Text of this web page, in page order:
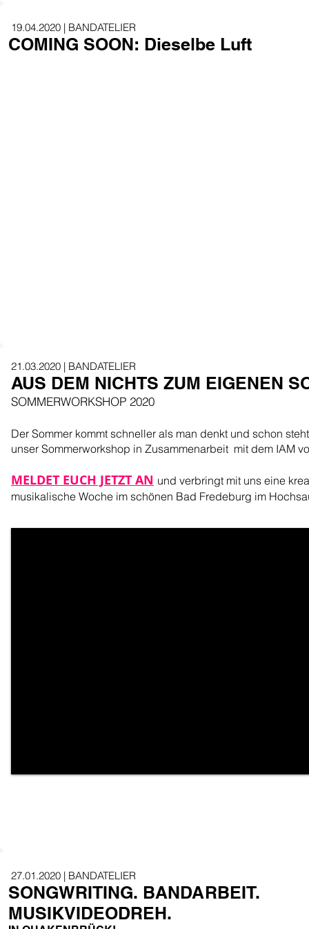
19.04.2020 | BANDATELIER
COMING SOON: Dieselbe Luft
21.03.2020 | BANDATELIER
AUS DEM NICHTS ZUM EIGENEN
SOMMERWORKSHOP 2020
Der Sommer kommt schneller als man denkt und schon
unser Sommerworkshop in Zusammenarbeit mit dem IAM
MELDET EUCH JETZT AN und verbringt mit uns eine
musikalische Woche im schönen Bad Fredeburg im
27.01.2020 | BANDATELIER
SONGWRITING. BANDARBEIT.
MUSIKVIDEODREH.